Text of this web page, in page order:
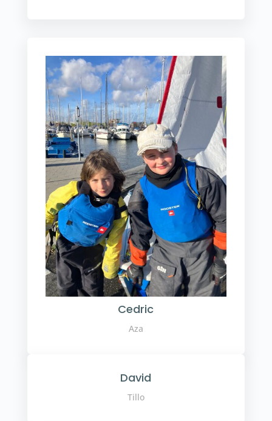
Cedric
Aza
David
Tillo